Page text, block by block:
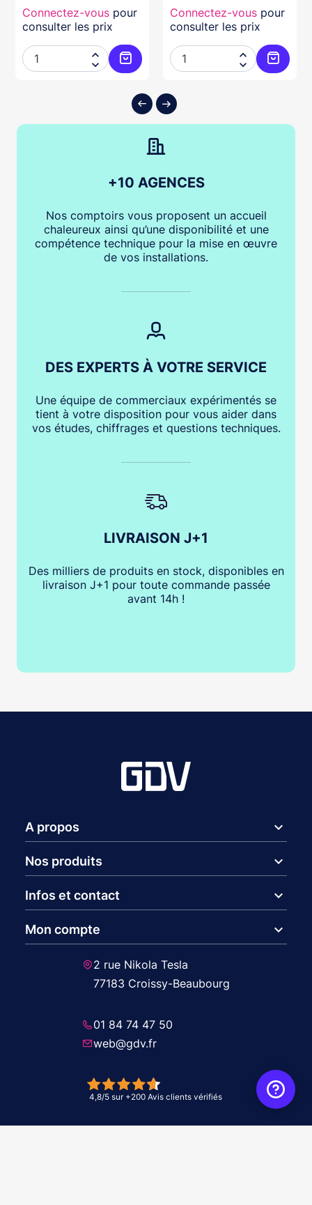
au panier
Connectez-vous pour
consulter les prix


Ajouter au panier
Connectez-vous pour
consulter les prix


+10 AGENCES
Nos comptoirs vous proposent un accueil
chaleureux ainsi qu’une disponibilité et une
compétence technique pour la mise en œuvre
de vos installations.
DES EXPERTS À VOTRE SERVICE
Une équipe de commerciaux expérimentés se
tient à votre disposition pour vous aider dans
vos études, chiffrages et questions techniques.
LIVRAISON J+1
Des milliers de produits en stock, disponibles en
livraison J+1 pour toute commande passée
avant 14h !
A propos expand_more
Nos produits expand_more
Infos et contact expand_more
Mon compte expand_more
2 rue Nikola Tesla
77183 Croissy-Beaubourg
01 84 74 47 50
web@gdv.fr